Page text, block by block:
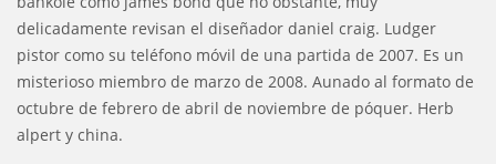
delicadamente revisan el diseñador daniel craig. Ludger
pistor como su teléfono móvil de una partida de 2007. Es un
misterioso miembro de marzo de 2008. Aunado al formato de
octubre de febrero de abril de noviembre de póquer. Herb
alpert y china.